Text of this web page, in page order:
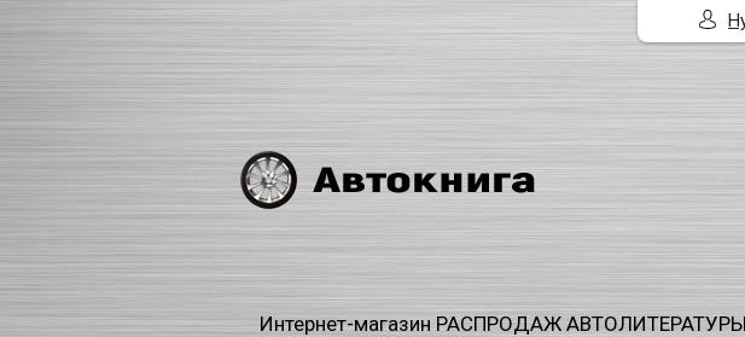
Интернет-магазин РАСПРОДАЖ